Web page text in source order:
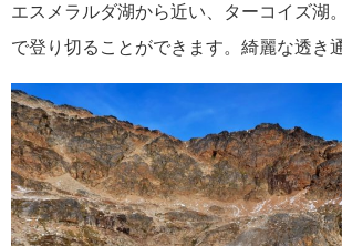
エスメラルダ湖から近い、ターコイズ湖
で登り切ることができます。綺麗な透き